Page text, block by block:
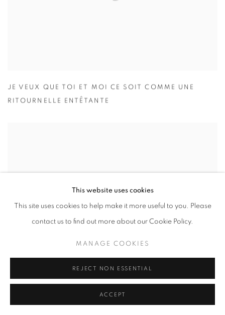
JE VEUX QUE TOI ET MOI CE SOIT COMME UNE
RITOURNELLE ENTÊTANTE
This website uses cookies
This site uses cookies to help make it more useful to you. Please
contact us to find out more about our Cookie Policy.
MANAGE COOKIES
REJECT NON ESSENTIAL
ACCEPT